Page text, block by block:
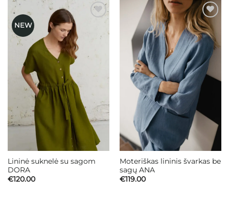
NEW
Mėgstamiausias
Lininė suknelė su sagom
DORA
€120.00
Mėgstamiausias
Moteriškas lininis švarkas be
sagų ANA
€119.00